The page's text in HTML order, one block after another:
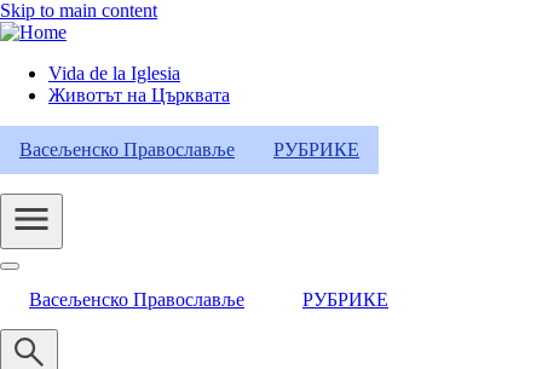
Skip to main content
Header
Category
Menu
Vida de la Iglesia
Животът на Църквата
Васељенско Православље РУБРИКЕ
Васељенско Православље РУБРИКЕ